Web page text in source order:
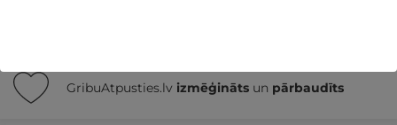
GribuAtpusties.lv izmēģināts un pārbaudīts